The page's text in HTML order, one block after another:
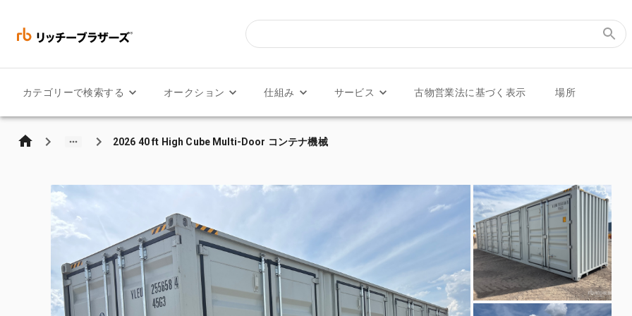
カテゴリーで検索する オークション 仕組み サービス 古物営業法に基づく表示 場所
2026 40 ft High Cube Multi-Door コンテナ機械